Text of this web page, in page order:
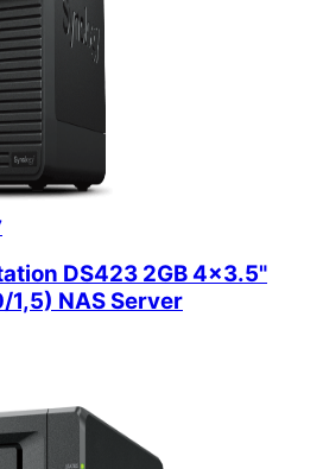
DS423 2GB 4x3.5"
1,5) NAS Server